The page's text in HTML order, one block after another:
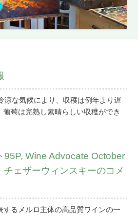
涼な気候により、収穫は例年より遅
葡萄は完熟し素晴らしい収穫ができ
95P, Wine Advocate October
ェザーウィンスキーのコメ
するメルロ主体の高品質ワインの一